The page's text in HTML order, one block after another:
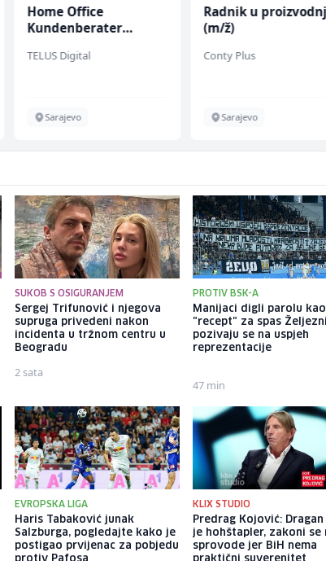
Home Office
Kundenberater
renommiertes
TELUS Digital
Sarajevo
Radnik u
(m/ž)
Conty Plus
Sarajevo
SUKOB S OSIGURANJEM
Sergej Trifunović i njegova
supruga privedeni nakon
incidenta u tržnom centru u
Beogradu
2 sata
PROTIV BSK-A
Manijaci digli parolu kao
"recept" za spas
pozivaju se na uspjeh
reprezentacije
47 min
EVROPSKA LIGA
Haris Tabaković junak
Salzburga, pogledajte kako je
postigao prvijenac za pobjedu
KLIX STUDIO
Predrag Kojović: Dragan
je hohštapler, zakoni se
sprovode jer BiH nema